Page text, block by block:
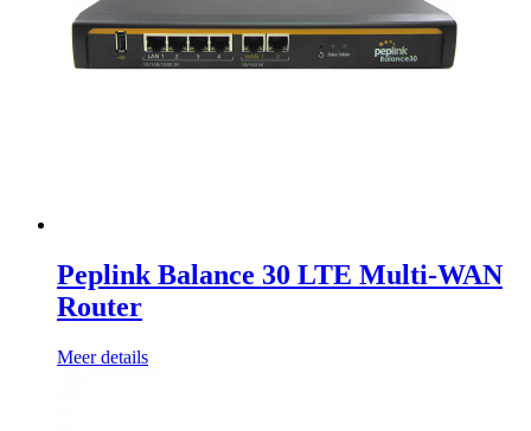
Peplink Balance 30 LTE Multi-WAN
Router
Meer details